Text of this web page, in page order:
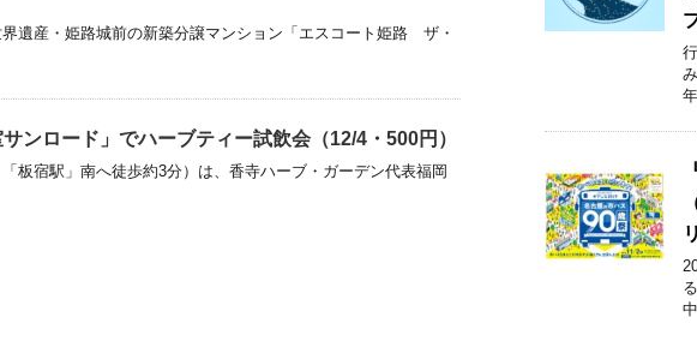
遺産・姫路城前の新築分譲マンション「エスコート姫路 ザ・
ンロード」でハーブティー試飲会（12/4・500円）
板宿駅」南へ徒歩約3分）は、香寺ハーブ・ガーデン代表福岡